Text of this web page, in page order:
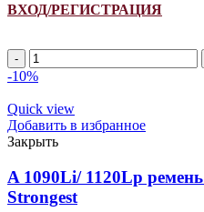
ВХОД/РЕГИСТРАЦИЯ
A
1250Li/
ремень
клиновой
INDFORCE
Strongest
quantity
-10%
Quick view
Добавить в избранное
Закрыть
A 1090Li/ 1120Lp
Strongest